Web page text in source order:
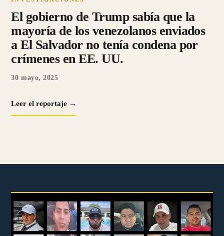
El gobierno de Trump sabía que la
mayoría de los venezolanos enviados
a El Salvador no tenía condena por
crímenes en EE. UU.
30 mayo, 2025
Leer el reportaje →